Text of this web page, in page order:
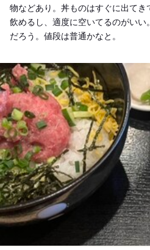
物などあり。丼ものはすぐに出てき
飲めるし、適度に空いてるのがい
だろう。値段は普通かなと。